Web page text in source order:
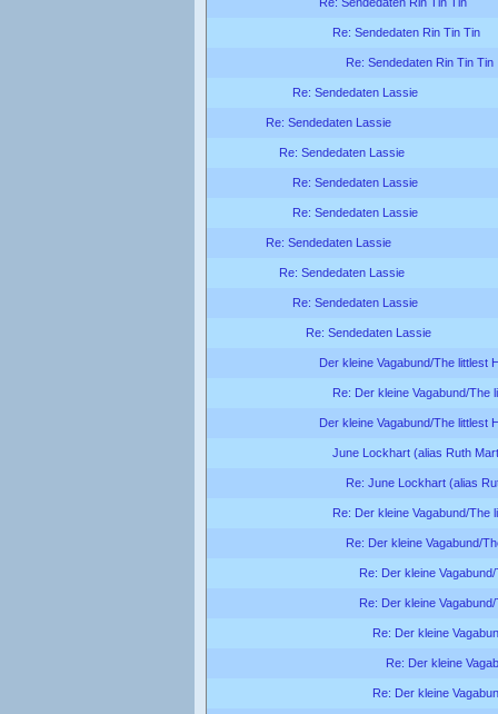
Re: Sendedaten Rin Tin Tin
Re: Sendedaten Rin Tin Tin
Re: Sendedaten Lassie
Re: Sendedaten Lassie
Re: Sendedaten Lassie
Re: Sendedaten Lassie
Re: Sendedaten Lassie
Re: Sendedaten Lassie
Re: Sendedaten Lassie
Re: Sendedaten Lassie
Re: Sendedaten Lassie
Der kleine Vagabund/The littlest
Re: Der kleine Vagabund/The
Der kleine Vagabund/The littlest
June Lockhart (alias Ruth
Re: June Lockhart (alias
Re: Der kleine Vagabund/The
Re: Der kleine Vagabund/
Re: Der kleine
Re: Der kleine
Re: Der kleine
Re: Der kleine
Re: Der kleine